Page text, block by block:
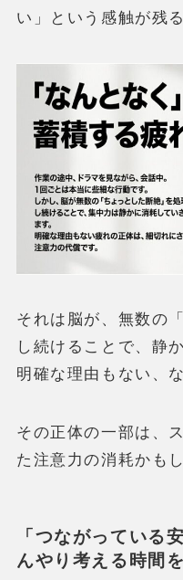
い」という感触が残
それは脳が、無数の
し続けることで、静
明確な理由もない、
その正体の一部は、
た注意力の消耗かも
「つながっている
んやり考える時間